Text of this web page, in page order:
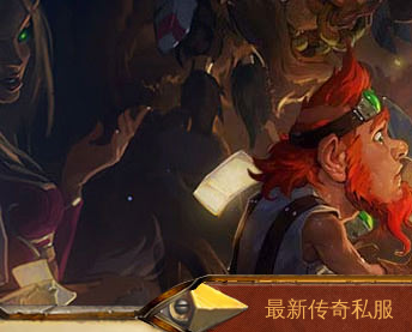
最新传奇私服